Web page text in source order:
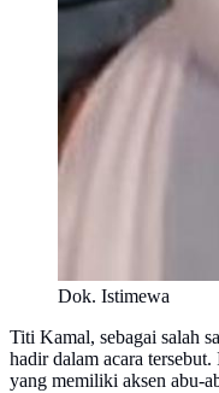
Dok. Istimewa
Titi Kamal, sebagai salah
hadir dalam acara
yang memiliki aksen abu-